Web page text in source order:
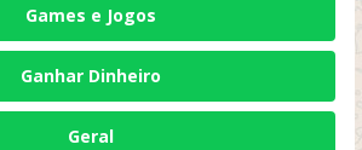
Games e Jogos
Ganhar Dinheiro
Geral